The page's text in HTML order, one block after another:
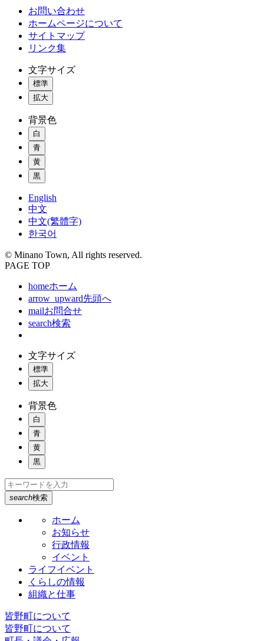
お問い合わせ
ホームページについて
サイトマップ
リンク集
文字サイズ
標準
拡大
背景色
白
青
黄
黒
English
中文
中文(繁體字)
한국어
© Minano Town, All rights reserved.
PAGE TOP
homeホーム
arrow_upward先頭へ
mailお問合せ
search検索
文字サイズ
標準
拡大
背景色
白
青
黄
黒
search検索
ホーム
お知らせ
行政情報
イベント
ライフイベント
くらしの情報
組織と仕事
皆野町について
皆野町について